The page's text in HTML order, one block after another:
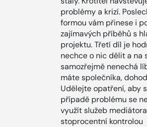
problémy a krizí.
formou vám přinese i
zajímavých příběhů s
projektu. Třetí díl je
nechce o nic dělit a na
samozřejmě nenechá
máte společníka,
Udělejte opatření, aby
případě problému se
využít služeb
stoprocentní kontrolou